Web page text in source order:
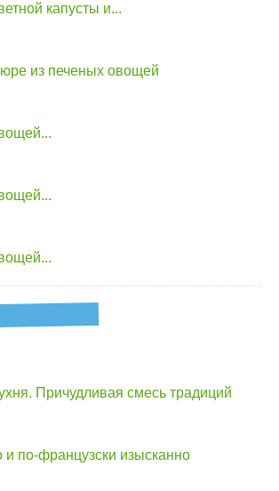
капусты и...
из печеных овощей
Причудливая смесь традиций
и по-французски изысканно